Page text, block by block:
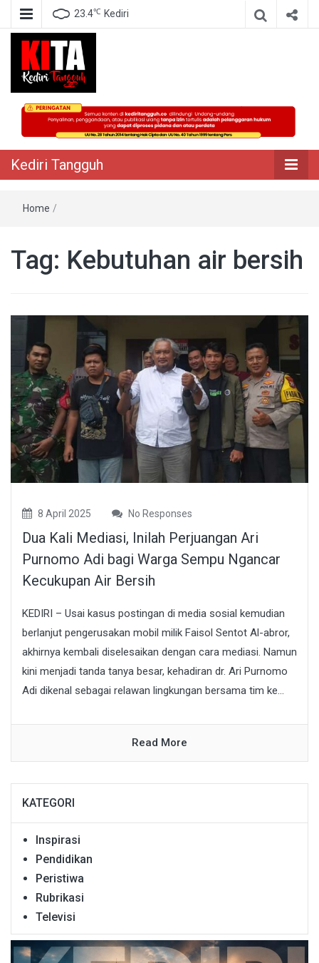
23.4℃ Kediri
Kediri Tangguh
Berita Akurat Terpercaya
Kediri Tangguh
Home /
Tag: Kebutuhan air bersih
8 April 2025 No Responses
Dua Kali Mediasi, Inilah Perjuangan Ari
Purnomo Adi bagi Warga Sempu Ngancar
Kecukupan Air Bersih
KEDIRI – Usai kasus postingan di media sosial kemudian
berlanjut pengerusakan mobil milik Faisol Sentot Al-abror,
akhirnya kembali diselesaikan dengan cara mediasi. Namun
kini menjadi tanda tanya besar, kehadiran dr. Ari Purnomo
Adi dikenal sebagai relawan lingkungan bersama tim ke...
Read More
KATEGORI
Inspirasi
Pendidikan
Peristiwa
Rubrikasi
Televisi